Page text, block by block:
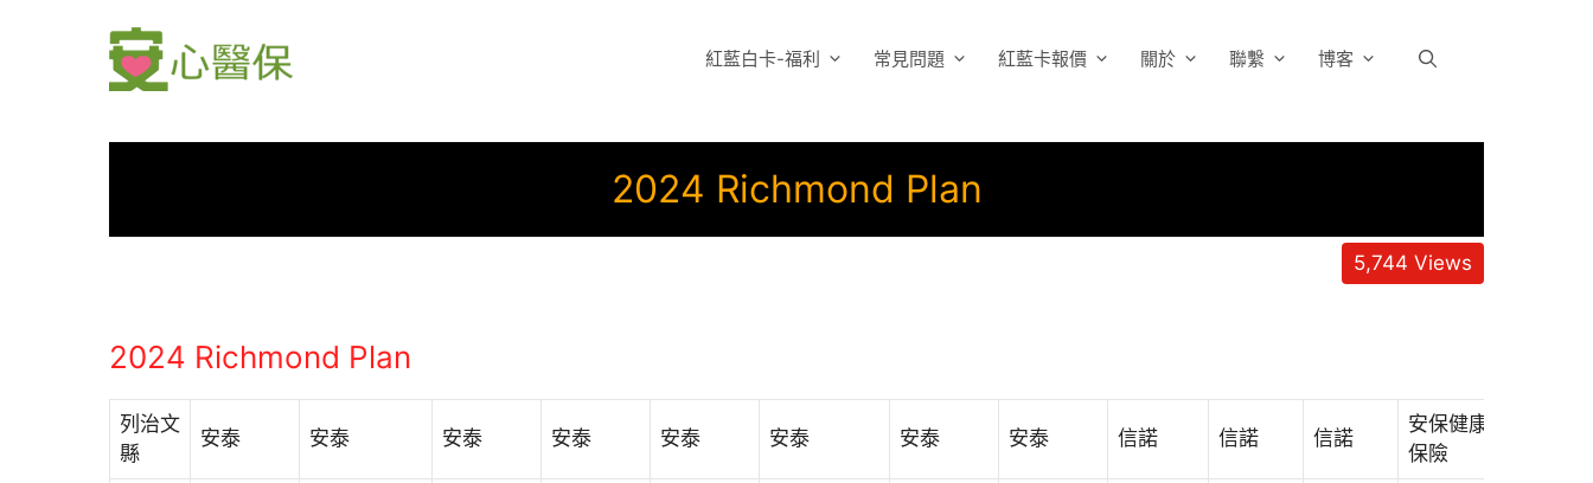
紅藍白卡-福利 常見問題 紅藍卡報價 關於 聯繫 博客
2024 Richmond Plan
5,744 Views
2024 Richmond Plan
列治文
縣
安泰 安泰 安泰 安泰 安泰 安泰 安泰 安泰 信諾 信諾 信諾
安保健康
保險